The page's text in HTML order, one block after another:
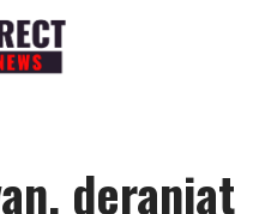
deranjat